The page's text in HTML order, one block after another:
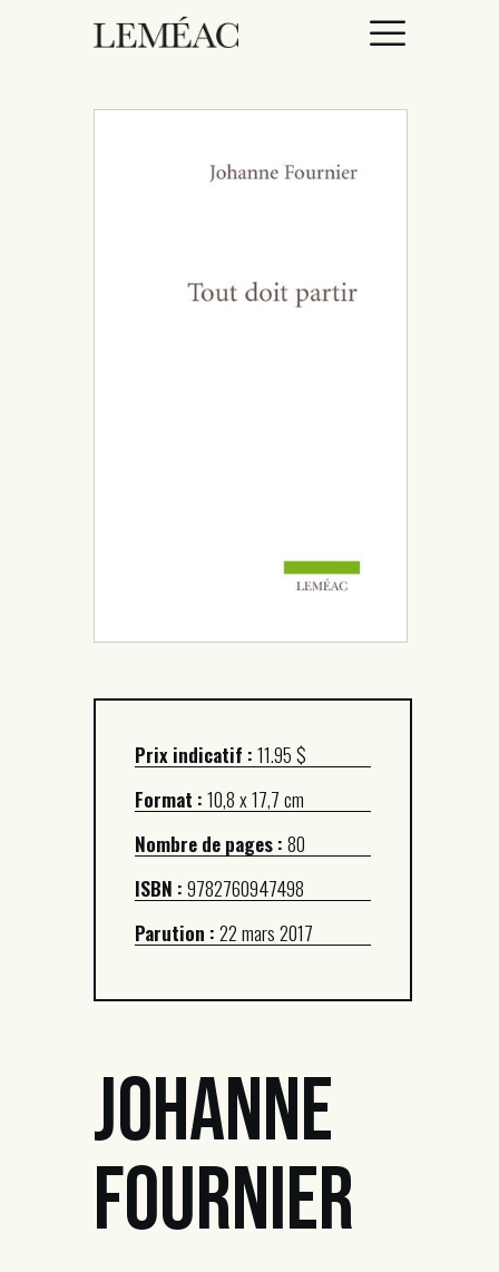
Prix indicatif :11.95 $
Format :10,8 x 17,7 cm
Nombre de pages :80
ISBN :9782760947498
Parution :22 mars 2017
Johanne
Fournier